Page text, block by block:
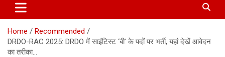
Home
Recommended
DRDO-RAC 2025: DRDO में साइंटिस्ट ‘बी’ के पदों पर भर्ती, यहां देखें आवेदन
का तरीका…